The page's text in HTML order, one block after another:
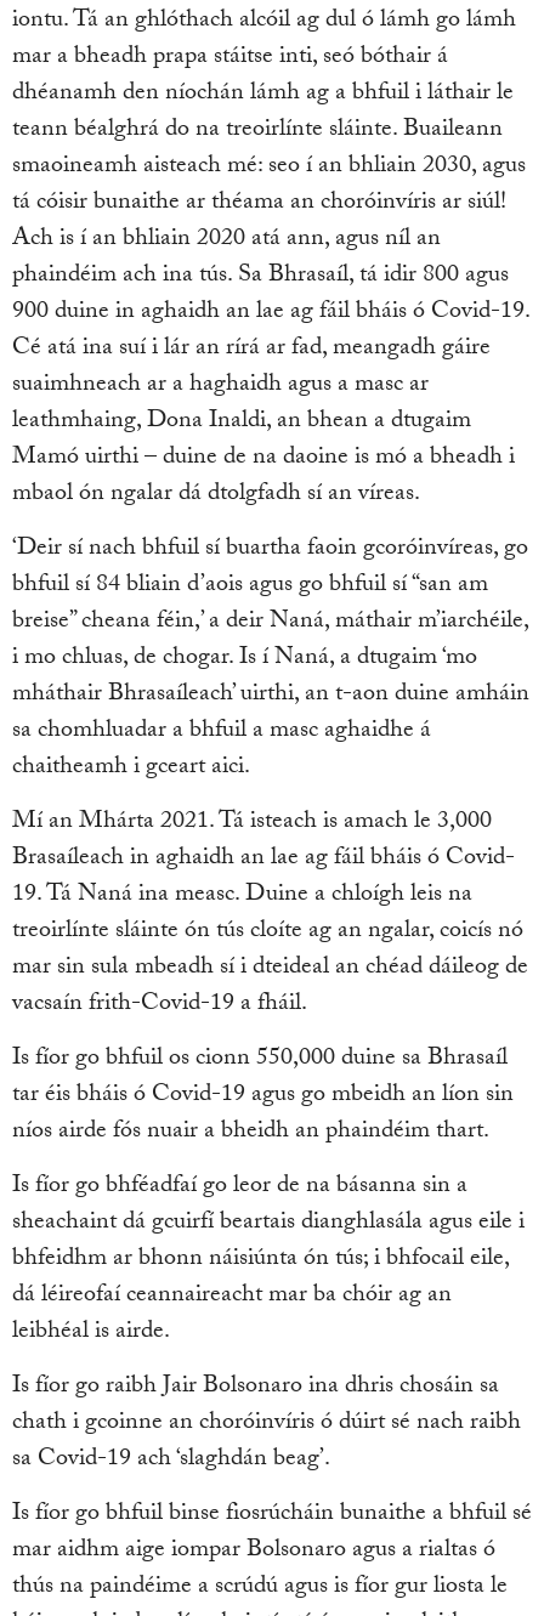
iontu. Tá an ghlóthach alcóil ag dul ó lámh go lámh
mar a bheadh prapa stáitse inti, seó bóthair á
dhéanamh den níochán lámh ag a bhfuil i láthair le
teann béalghrá do na treoirlínte sláinte. Buaileann
smaoineamh aisteach mé: seo í an bhliain 2030, agus
tá cóisir bunaithe ar théama an choróinvíris ar siúl!
Ach is í an bhliain 2020 atá ann, agus níl an
phaindéim ach ina tús. Sa Bhrasaíl, tá idir 800 agus
900 duine in aghaidh an lae ag fáil bháis ó Covid-19.
Cé atá ina suí i lár an rírá ar fad, meangadh gáire
suaimhneach ar a haghaidh agus a masc ar
leathmhaing, Dona Inaldi, an bhean a dtugaim
Mamó uirthi – duine de na daoine is mó a bheadh i
mbaol ón ngalar dá dtolgfadh sí an víreas.
‘Deir sí nach bhfuil sí buartha faoin gcoróinvíreas, go
bhfuil sí 84 bliain d’aois agus go bhfuil sí “san am
breise” cheana féin,’ a deir Naná, máthair m’iarchéile,
i mo chluas, de chogar. Is í Naná, a dtugaim ‘mo
mháthair Bhrasaíleach’ uirthi, an t-aon duine amháin
sa chomhluadar a bhfuil a masc aghaidhe á
chaitheamh i gceart aici.
Mí an Mhárta 2021. Tá isteach is amach le 3,000
Brasaíleach in aghaidh an lae ag fáil bháis ó Covid-
19. Tá Naná ina measc. Duine a chloígh leis na
treoirlínte sláinte ón tús cloíte ag an ngalar, coicís nó
mar sin sula mbeadh sí i dteideal an chéad dáileog de
vacsaín frith-Covid-19 a fháil.
Is fíor go bhfuil os cionn 550,000 duine sa Bhrasaíl
tar éis bháis ó Covid-19 agus go mbeidh an líon sin
níos airde fós nuair a bheidh an phaindéim thart.
Is fíor go bhféadfaí go leor de na básanna sin a
sheachaint dá gcuirfí beartais dianghlasála agus eile i
bhfeidhm ar bhonn náisiúnta ón tús; i bhfocail eile,
dá léireofaí ceannaireacht mar ba chóir ag an
leibhéal is airde.
Is fíor go raibh Jair Bolsonaro ina dhris chosáin sa
chath i gcoinne an choróinvíris ó dúirt sé nach raibh
sa Covid-19 ach ‘slaghdán beag’.
Is fíor go bhfuil binse fiosrúcháin bunaithe a bhfuil sé
mar aidhm aige iompar Bolsonaro agus a rialtas ó
thús na paindéime a scrúdú agus is fíor gur liosta le